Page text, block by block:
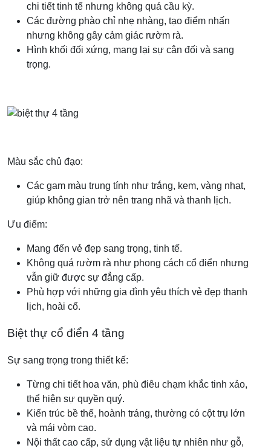
chi tiết tinh tế nhưng không quá cầu kỳ.
Các đường phào chỉ nhẹ nhàng, tạo điểm nhấn
nhưng không gây cảm giác rườm rà.
Hình khối đối xứng, mang lại sự cân đối và sang
trọng.
Màu sắc chủ đạo:
Các gam màu trung tính như trắng, kem, vàng nhạt,
giúp không gian trở nên trang nhã và thanh lịch.
Ưu điểm:
Mang đến vẻ đẹp sang trọng, tinh tế.
Không quá rườm rà như phong cách cổ điển nhưng
vẫn giữ được sự đẳng cấp.
Phù hợp với những gia đình yêu thích vẻ đẹp thanh
lịch, hoài cổ.
Biệt thự cổ điển 4 tầng
Sự sang trọng trong thiết kế:
Từng chi tiết hoa văn, phù điêu chạm khắc tinh xảo,
thể hiện sự quyền quý.
Kiến trúc bề thế, hoành tráng, thường có cột trụ lớn
và mái vòm cao.
Nội thất cao cấp, sử dụng vật liệu tự nhiên như gỗ,